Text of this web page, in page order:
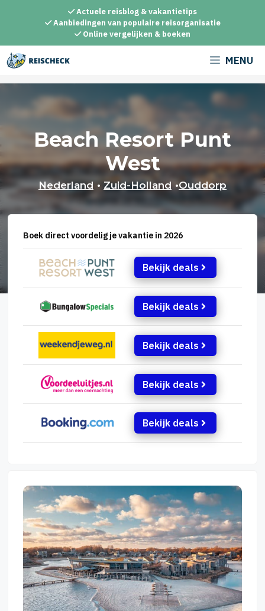
inhoud
Actuele reisblog & vakantietips
Aanbiedingen van populaire reisorganisatie
Online vergelijken & boeken
MENU
Beach Resort Punt
West
Nederland • Zuid-Holland •Ouddorp
Boek direct voordelig je vakantie in 2026
Bekijk deals
Bekijk deals
Bekijk deals
Bekijk deals
Bekijk deals